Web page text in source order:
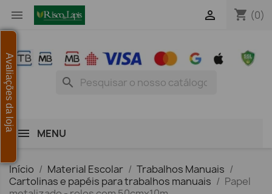
 shopping_cart (0)

search
MENU
Início Material Escolar
Trabalhos Manuais
Cartolinas e papéis para trabalhos manuais
Papel
Avaliações da loja